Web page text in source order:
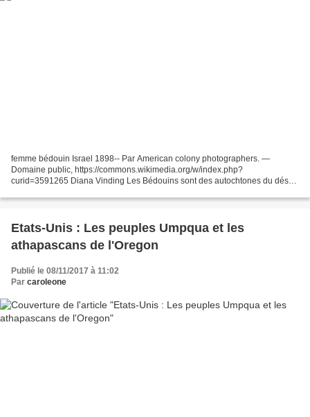
femme bédouin Israel 1898-- Par American colony photographers. —
Domaine public, https://commons.wikimedia.org/w/index.php?
curid=3591265 Diana Vinding Les Bédouins sont des autochtones du désert
Etats-Unis : Les peuples Umpqua et les
athapascans de l'Oregon
Publié le 08/11/2017 à 11:02
Par caroleone